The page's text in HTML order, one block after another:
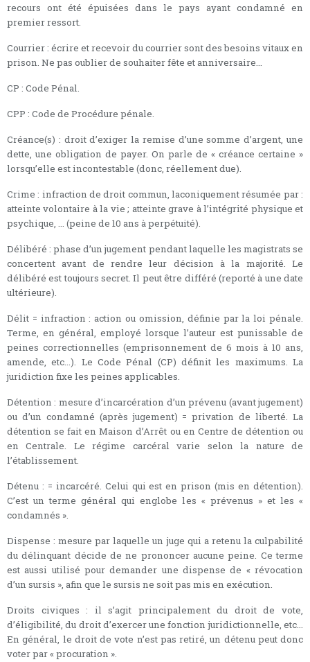
recours ont été épuisées dans le pays ayant condamné en
premier ressort.
Courrier : écrire et recevoir du courrier sont des besoins vitaux en
prison. Ne pas oublier de souhaiter fête et anniversaire...
CP : Code Pénal.
CPP : Code de Procédure pénale.
Créance(s) : droit d’exiger la remise d’une somme d’argent, une
dette, une obligation de payer. On parle de « créance certaine »
lorsqu’elle est incontestable (donc, réellement due).
Crime : infraction de droit commun, laconiquement résumée par :
atteinte volontaire à la vie ; atteinte grave à l’intégrité physique et
psychique, ... (peine de 10 ans à perpétuité).
Délibéré : phase d’un jugement pendant laquelle les magistrats se
concertent avant de rendre leur décision à la majorité. Le
délibéré est toujours secret. Il peut être différé (reporté à une date
ultérieure).
Délit = infraction : action ou omission, définie par la loi pénale.
Terme, en général, employé lorsque l’auteur est punissable de
peines correctionnelles (emprisonnement de 6 mois à 10 ans,
amende, etc...). Le Code Pénal (CP) définit les maximums. La
juridiction fixe les peines applicables.
Détention : mesure d’incarcération d’un prévenu (avant jugement)
ou d’un condamné (après jugement) = privation de liberté. La
détention se fait en Maison d’Arrêt ou en Centre de détention ou
en Centrale. Le régime carcéral varie selon la nature de
l’établissement.
Détenu : = incarcéré. Celui qui est en prison (mis en détention).
C’est un terme général qui englobe les « prévenus » et les «
condamnés ».
Dispense : mesure par laquelle un juge qui a retenu la culpabilité
du délinquant décide de ne prononcer aucune peine. Ce terme
est aussi utilisé pour demander une dispense de « révocation
d’un sursis », afin que le sursis ne soit pas mis en exécution.
Droits civiques : il s’agit principalement du droit de vote,
d’éligibilité, du droit d’exercer une fonction juridictionnelle, etc...
En général, le droit de vote n’est pas retiré, un détenu peut donc
voter par « procuration ».